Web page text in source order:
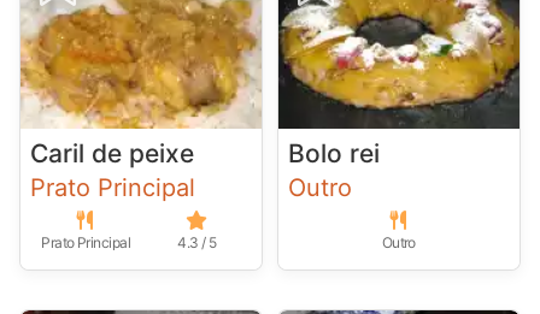
Caril de peixe
Prato Principal
Prato Principal 4.3 / 5
Bolo rei
Outro
Outro